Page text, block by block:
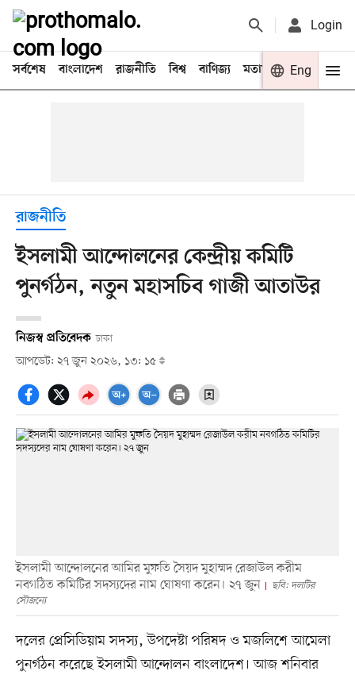
Login
সর্বশেষ বাংলাদেশ রাজনীতি বিশ্ব বাণিজ্য মতামত খেলা
Eng
রাজনীতি
ইসলামী আন্দোলনের কেন্দ্রীয় কমিটি
পুনর্গঠন, নতুন মহাসচিব গাজী আতাউর
নিজস্ব প্রতিবেদক ঢাকা
আপডেট: ২৭ জুন ২০২৬, ১৩: ১৫
ইসলামী আন্দোলনের আমির মুফতি সৈয়দ মুহাম্মদ রেজাউল করীম
নবগঠিত কমিটির সদস্যদের নাম ঘোষণা করেন। ২৭ জুন
ছবি: দলটির
সৌজন্যে
দলের প্রেসিডিয়াম সদস্য, উপদেষ্টা পরিষদ ও মজলিশে আমেলা
পুনর্গঠন করেছে ইসলামী আন্দোলন বাংলাদেশ। আজ শনিবার